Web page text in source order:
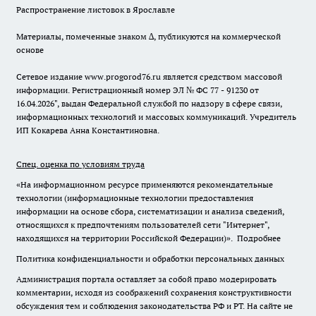
Распространение листовок в Ярославле
Материалы, помеченные знаком ∆, публикуются на коммерческой
основе
Сетевое издание www.progorod76.ru является средством массовой
информации. Регистрационный номер ЭЛ № ФС 77 - 91230 от
16.04.2026", выдан Федеральной службой по надзору в сфере связи,
информационных технологий и массовых коммуникаций. Учредитель
ИП Кокарева Анна Константиновна.
Спец. оценка по условиям труда
«На информационном ресурсе применяются рекомендательные
технологии (информационные технологии предоставления
информации на основе сбора, систематизации и анализа сведений,
относящихся к предпочтениям пользователей сети "Интернет",
находящихся на территории Российской Федерации)». Подробнее
Политика конфиденциальности и обработки персональных данных
Администрация портала оставляет за собой право модерировать
комментарии, исходя из соображений сохранения конструктивности
обсуждения тем и соблюдения законодательства РФ и РТ. На сайте не